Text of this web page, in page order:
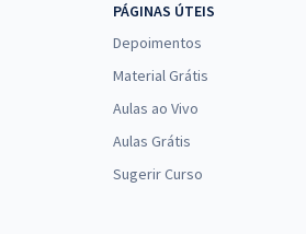
PÁGINAS ÚTEIS
Depoimentos
Material Grátis
Aulas ao Vivo
Aulas Grátis
Sugerir Curso